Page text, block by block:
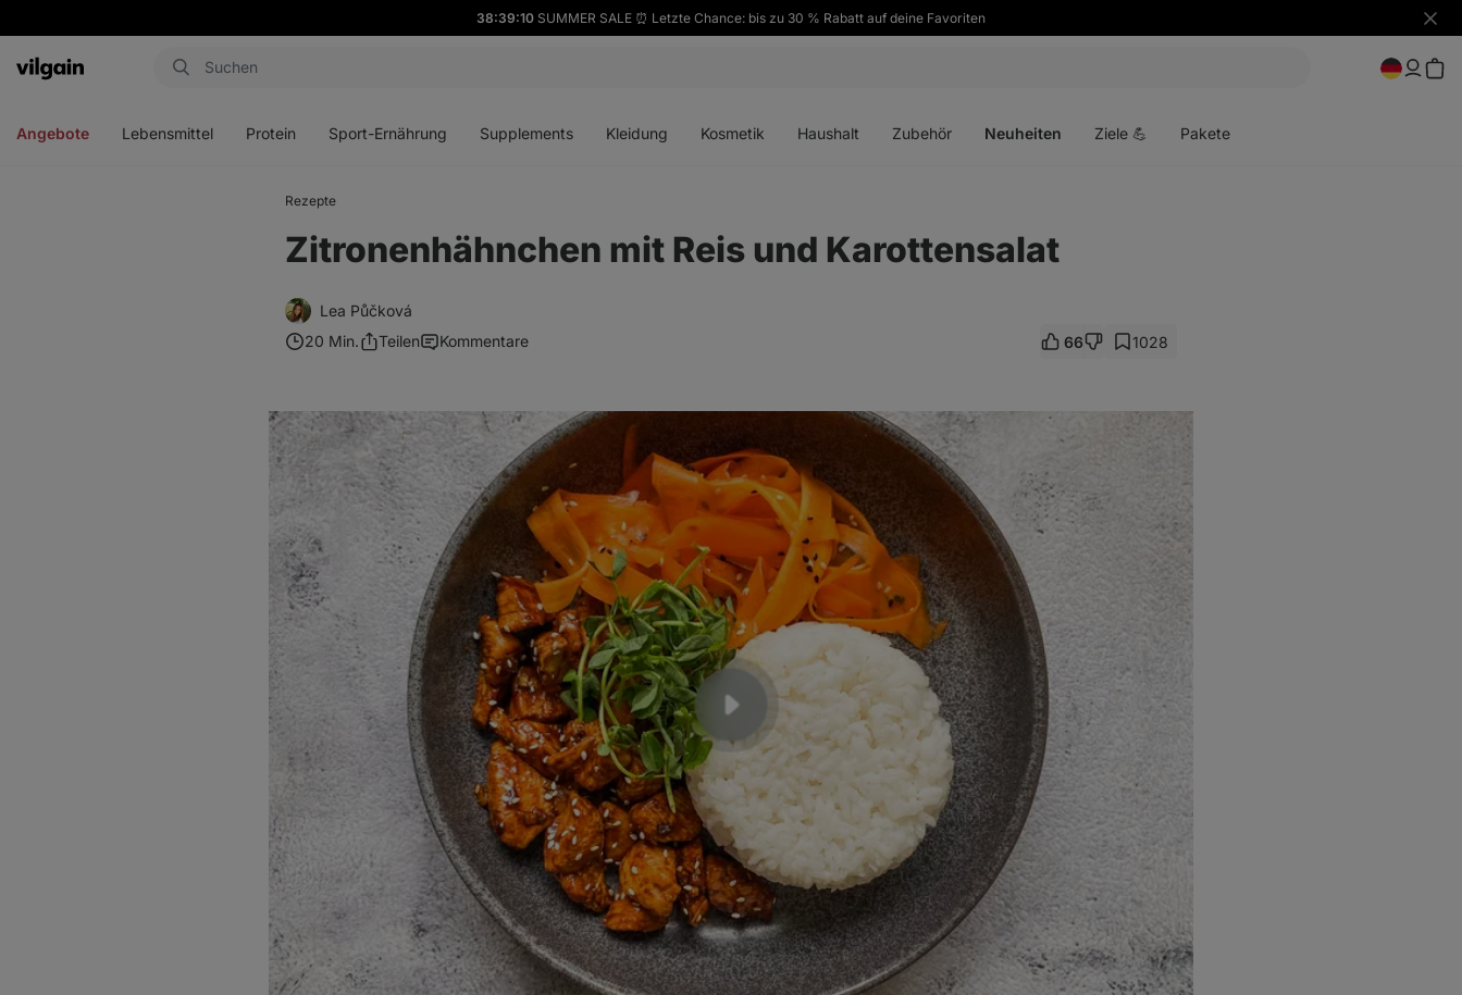
38:39:08 SUMMER SALE ⏰ Letzte Chance: bis zu 30 % Rabatt auf deine Favoriten
Aktin
Angebote Lebensmittel Protein Sport-Ernährung Supplements Kleidung Kosmetik Haushalt Zubehör Neuheiten Ziele 💪 Pakete
Rezepte
Zitronenhähnchen mit Reis und Karottensalat
Lea Půčková
20 Min.
Teilen Kommentare 66 1028